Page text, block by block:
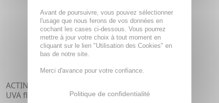
ACTINICA lotion SPF50+
UVA flacon 80ml
Avant de poursuivre, vous pouvez sélectionner
l'usage que nous ferons de vos données en
cochant les cases ci-dessous. Vous pourrez
mettre à jour votre choix à tout moment en
cliquant sur le lien "Utilisation des Cookies" en
bas de notre site.
Merci d'avance pour votre confiance.
Politique de confidentialité